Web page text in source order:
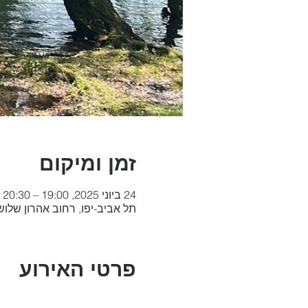
זמן ומיקום
24 ביוני 2025, 19:00 – 20:30
תל אביב-יפו, רחוב אהרון שלוש 42, תל אביב-יפו,
פרטי האירוע